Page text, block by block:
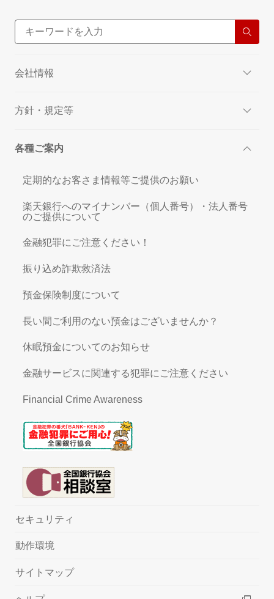
会社情報
方針・規定等
各種ご案内
定期的なお客さま情報等ご提供のお願い
楽天銀行へのマイナンバー（個人番号）・法人番号
のご提供について
金融犯罪にご注意ください！
振り込め詐欺救済法
預金保険制度について
長い間ご利用のない預金はございませんか？
休眠預金についてのお知らせ
金融サービスに関連する犯罪にご注意ください
Financial Crime Awareness
セキュリティ
動作環境
サイトマップ